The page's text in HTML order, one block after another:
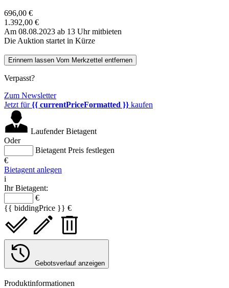
696,00 €
1.392,00 €
Am 08.08.2023 ab 13 Uhr mitbieten
Die Auktion startet in Kürze
Erinnern lassen Vom Merkzettel entfernen
Verpasst?
Zum Newsletter
Jetzt für{{ currentPriceFormatted }} kaufen
Laufender Bietagent
Oder
Bietagent Preis festlegen
€
Bietagent anlegen
i
Ihr Bietagent:
€
{{ biddingPrice }} €
Gebotsverlauf anzeigen
Produktinformationen